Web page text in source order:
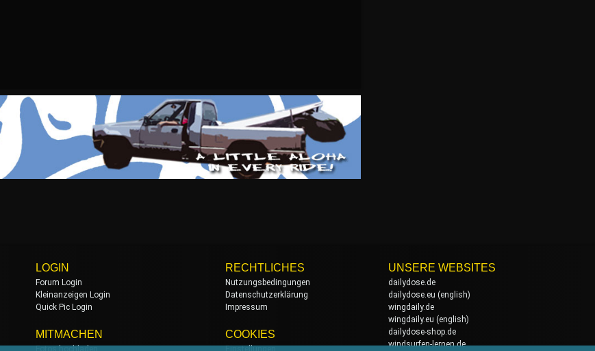
LOGIN
Forum Login
Kleinanzeigen Login
Quick Pic Login
MITMACHEN
Fotos hochladen
RECHTLICHES
Nutzungsbedingungen
Datenschutzerklärung
Impressum
COOKIES
Einstellungen
UNSERE WEBSITES
dailydose.de
dailydose.eu (english)
wingdaily.de
wingdaily.eu (english)
dailydose-shop.de
windsurfen-lernen.de